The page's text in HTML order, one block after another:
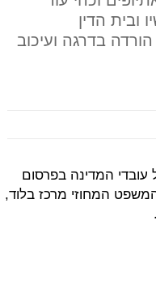
ובית הדין
בדרגה ועיכוב
המדינה בפרסום
המשפט המחוזי מרכז בלוד,